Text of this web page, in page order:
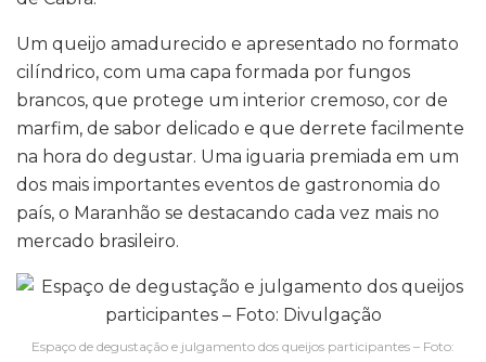
Um queijo amadurecido e apresentado no formato
cilíndrico, com uma capa formada por fungos
brancos, que protege um interior cremoso, cor de
marfim, de sabor delicado e que derrete facilmente
na hora do degustar. Uma iguaria premiada em um
dos mais importantes eventos de gastronomia do
país, o Maranhão se destacando cada vez mais no
mercado brasileiro.
Espaço de degustação e julgamento dos queijos participantes – Foto: